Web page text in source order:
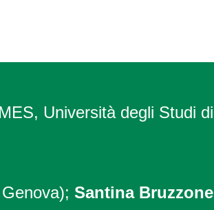
Università degli Studi
Santina Bruzzone